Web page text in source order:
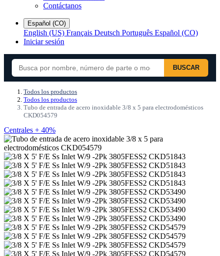
Contáctanos
Español (CO)
English (US) Français Deutsch Português Español (CO)
Iniciar sesión
BUSCAR
Todos los productos
Todos los productos
Tubo de entrada de acero inoxidable 3/8 x 5 para electrodomésticos
CKD054579
Centrales + 40%